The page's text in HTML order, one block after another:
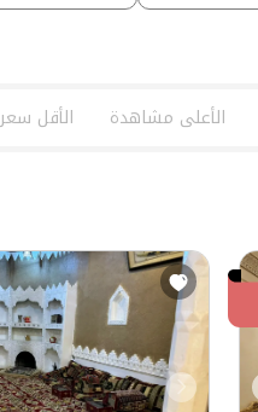
الأعلى مشاهدة الأقل